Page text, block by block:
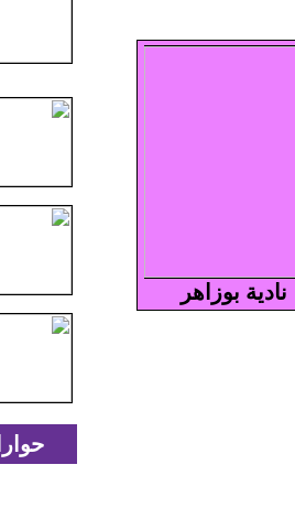
نادية بوزاهر